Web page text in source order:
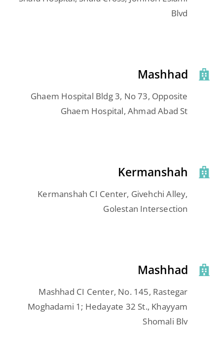
Blvd
Mashhad
Ghaem Hospital Bldg 3, No 73, Opposite
Ghaem Hospital, Ahmad Abad St
Kermanshah
Kermanshah CI Center, Givehchi Alley,
Golestan Intersection
Mashhad
Mashhad CI Center, No. 145, Rastegar
Moghadami 1; Hedayate 32 St., Khayyam
Shomali Blv